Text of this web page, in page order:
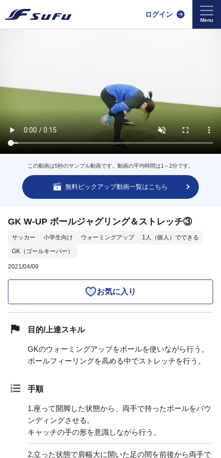
ログイン
この動画は5秒のサンプル動画です。動画の平均時間は1～2分です。
無料ピックアップ動画一覧はこちら
GK W-UP ボールジャグリング＆ストレッチ③
サッカー 小学生向け ウォーミングアップ
1人（個人）でできる
GK（ゴールキーパー）
2021/04/09
お気に入り
目的/上達スキル
GKのウォーミングアップをボールを使いながら行う。
ボールフィーリングを高める中でストレッチを行う。
手順
1.座って開脚した状態から、両手で持ったボールをバウ
ンディングさせる。
キャッチの手の形を意識しながら行う。
2.立った状態で肩幅大に開いた足の間を前後から両手で